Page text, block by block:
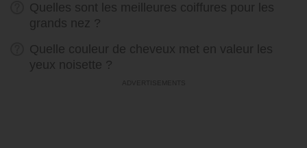
Quelles sont les meilleures coiffures pour les
grands nez ?
Quelle couleur de cheveux met en valeur les
yeux noisette ?